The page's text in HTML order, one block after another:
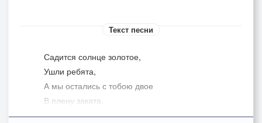
Текст песни
Садится солнце золотое,
Ушли ребята,
А мы остались с тобою двое
В плену заката.